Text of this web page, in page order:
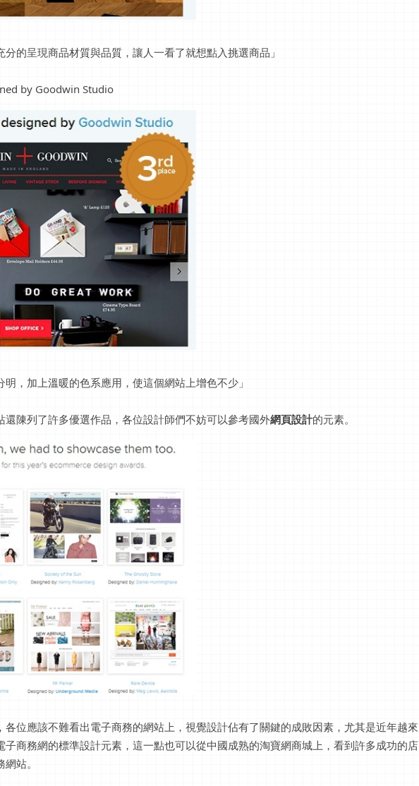
分的呈現商品材質與品質，讓人一看了就想點入挑選商品」
by Goodwin Studio
明，加上溫暖的色系應用，使這個網站上增色不少」
陳列了許多優選作品，各位設計師們不妨可以參考國外網頁設計的元素。
位應該不難看出電子商務的網站上，視覺設計佔有了關鍵的成敗因素，尤其是近年越來
子商務網的標準設計元素，這一點也可以從中國成熟的淘寶網商城上，看到許多成功的店
站。